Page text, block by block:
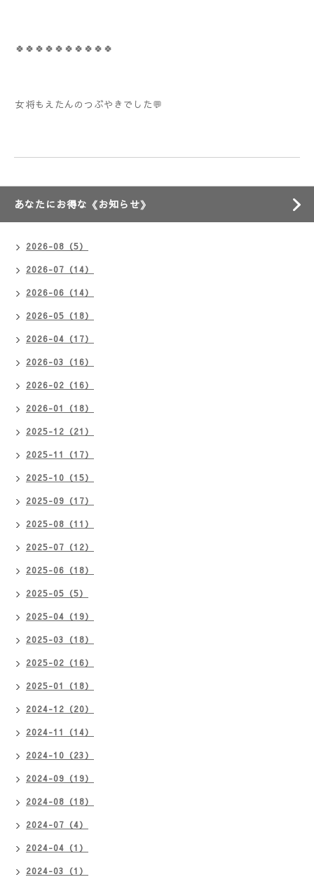
🍀🍀🍀🍀🍀🍀🍀🍀🍀🍀
女将もえたんのつぶやきでした💬
あなたにお得な《お知らせ》
2026-08（5）
2026-07（14）
2026-06（14）
2026-05（18）
2026-04（17）
2026-03（16）
2026-02（16）
2026-01（18）
2025-12（21）
2025-11（17）
2025-10（15）
2025-09（17）
2025-08（11）
2025-07（12）
2025-06（18）
2025-05（5）
2025-04（19）
2025-03（18）
2025-02（16）
2025-01（18）
2024-12（20）
2024-11（14）
2024-10（23）
2024-09（19）
2024-08（18）
2024-07（4）
2024-04（1）
2024-03（1）